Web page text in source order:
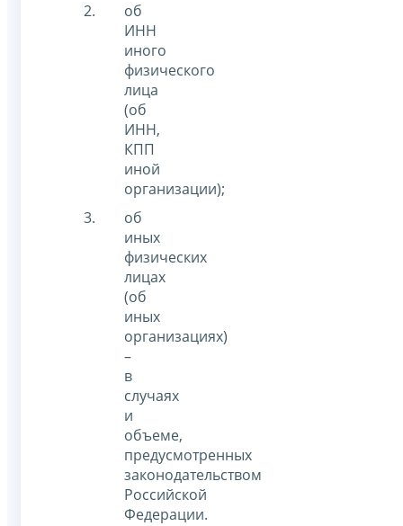
об
ИНН
иного
физического
лица
(об
ИНН,
КПП
иной
организации);
об
иных
физических
лицах
(об
иных
организациях)
–
в
случаях
и
объеме,
предусмотренных
законодательством
Российской
Федерации.